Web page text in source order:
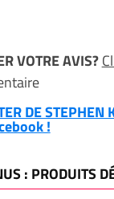
VOTRE AVIS?
DE
!
: PRODUITS